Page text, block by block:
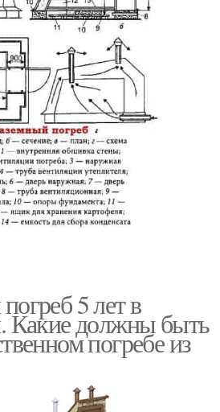
5 лет в
Какие должны быть
погребе из